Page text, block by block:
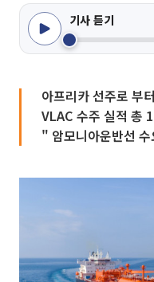
기사 듣기
아프리카 선주로 부
VLAC 수주 실적 총
" 암모니아운반선